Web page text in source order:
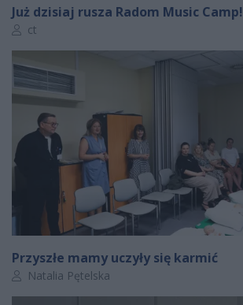
Już dzisiaj rusza Radom Music Camp!
Autor artykułu:
ct
Przyszłe mamy uczyły się karmić
Autor artykułu:
Natalia Pętelska